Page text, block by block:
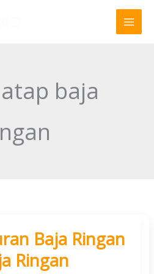
baja
Baja Ringan
Ringan